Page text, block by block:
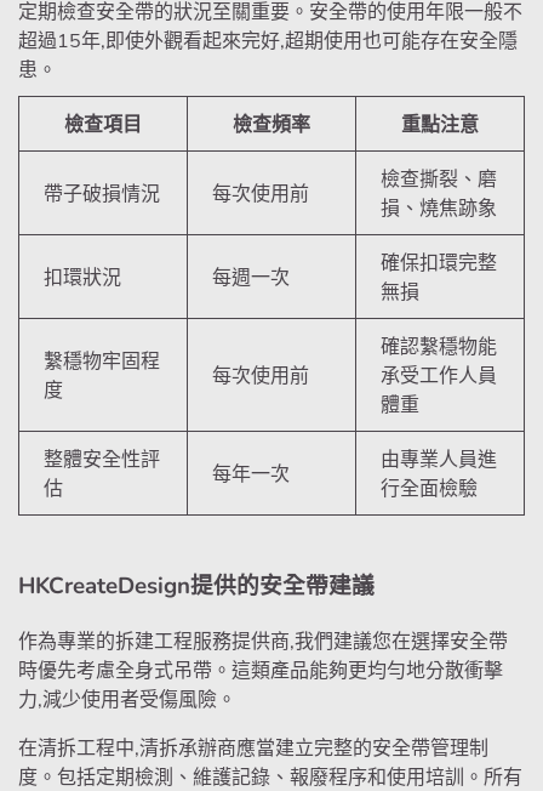
定期檢查安全帶的狀況至關重要。安全帶的使用年限一般不
超過15年,即使外觀看起來完好,超期使用也可能存在安全隱
患。
檢查項目 檢查頻率 重點注意
帶子破損情況 每次使用前
檢查撕裂、磨
損、燒焦跡象
扣環狀況 每週一次
確保扣環完整
無損
繫穩物牢固程
度
每次使用前
確認繫穩物能
承受工作人員
體重
整體安全性評
估
每年一次
由專業人員進
行全面檢驗
HKCreateDesign提供的安全帶建議
作為專業的拆建工程服務提供商,我們建議您在選擇安全帶
時優先考慮全身式吊帶。這類產品能夠更均勻地分散衝擊
力,減少使用者受傷風險。
在清拆工程中,清拆承辦商應當建立完整的安全帶管理制
度。包括定期檢測、維護記錄、報廢程序和使用培訓。所有